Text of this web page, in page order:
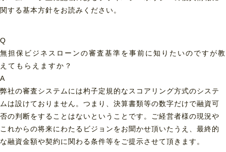
関する基本方針をお読みください。
Q
無担保ビジネスローンの審査基準を事前に知りたいのですが教
えてもらえますか？
A
弊社の審査システムには杓子定規的なスコアリング方式のシステ
ムは設けておりません。つまり、決算書類等の数字だけで融資可
否の判断をすることはないということです。ご経営者様の現況や
これからの将来にわたるビジョンをお聞かせ頂いたうえ、最終的
な融資金額や契約に関わる条件等をご提示させて頂きます。